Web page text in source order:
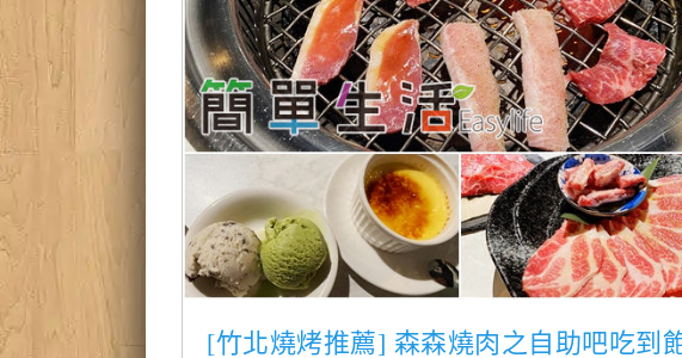
[竹北燒烤推薦] 森森燒肉之自助吧吃到